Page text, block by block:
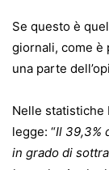
Se questo è
giornali, come è
una parte
Nelle statistiche
legge: “Il 39,3%
in grado di